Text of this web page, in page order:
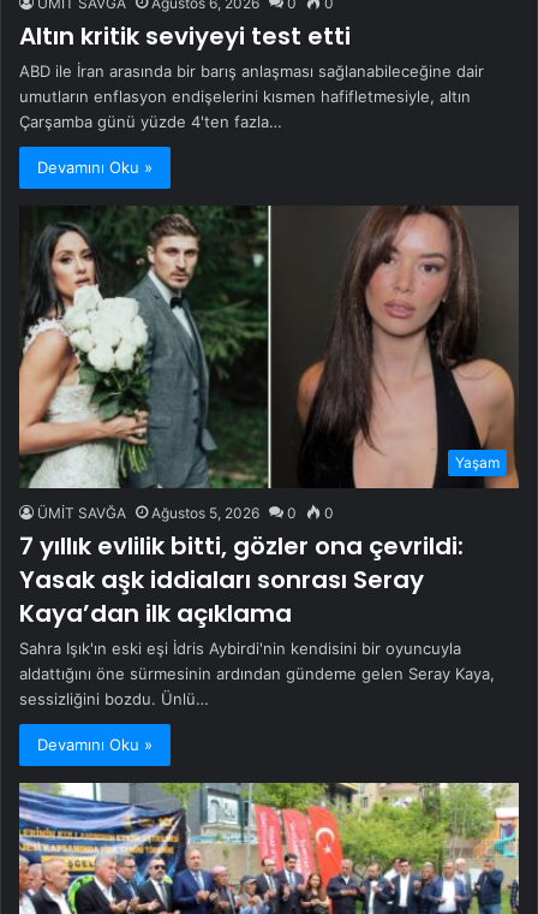
Altın kritik seviyeyi test etti
ABD ile İran arasında bir barış anlaşması sağlanabileceğine dair
umutların enflasyon endişelerini kısmen hafifletmesiyle, altın
Çarşamba günü yüzde 4'ten fazla…
Devamını Oku »
Yaşam
ÜMİT SAVĞA Ağustos 5, 2026 0 0
7 yıllık evlilik bitti, gözler ona çevrildi:
Yasak aşk iddiaları sonrası Seray
Kaya’dan ilk açıklama
Sahra Işık'ın eski eşi İdris Aybirdi'nin kendisini bir oyuncuyla
aldattığını öne sürmesinin ardından gündeme gelen Seray Kaya,
sessizliğini bozdu. Ünlü…
Devamını Oku »